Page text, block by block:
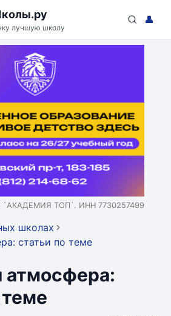
лучшую школу
👤
`АКАДЕМИЯ ТОП`. ИНН 7730257499
школах
статьи по теме
атмосфера: